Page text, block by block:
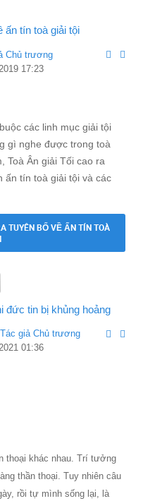
ấn tín toà giải tội
Chủ trương
17:23
các linh mục giải tội
gì nghe được trong toà
Toà Ân giải Tối cao ra
ấn tín toà giải tội và các
TUYÊN BỐ VỀ ẤN TÍN TOÀ
đức tin bị khủng hoảng
giả Chủ trương
01:36
thoại khác nhau. Trí tưởng
thần thoại. Tuy nhiên câu
rồi tự mình sống lại, là